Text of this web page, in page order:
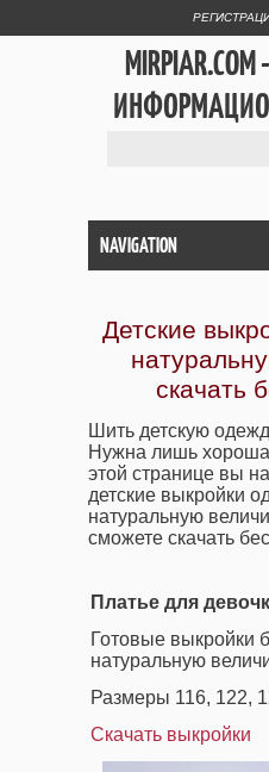
NAVIGATION
Детские
скачать
Шить детскую
Нужна лишь
этой странице вы
детские выкройки
натуральную
сможете скачать
Платье для
Готовые выкройки
натуральную
Размеры 116, 122,
Скачать выкройки